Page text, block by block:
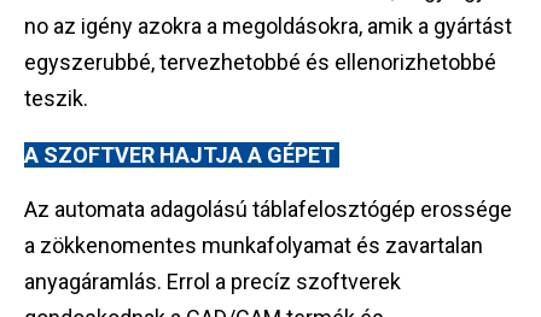
no az igény azokra a megoldásokra, amik a gyártást
egyszerubbé, tervezhetobbé és ellenorizhetobbé
teszik.
A SZOFTVER HAJTJA A GÉPET
Az automata adagolású táblafelosztógép erossége
a zökkenomentes munkafolyamat és zavartalan
anyagáramlás. Errol a precíz szoftverek